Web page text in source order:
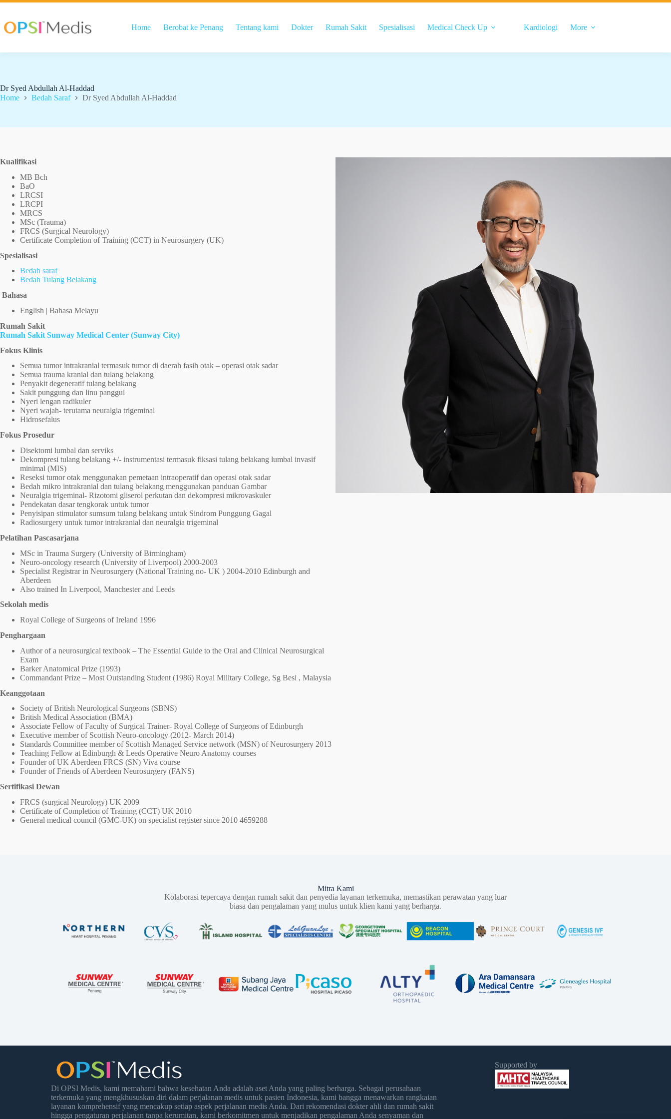
Home Berobat ke Penang Tentang kami Dokter Rumah Sakit Spesialisasi Medical Check Up Kardiologi More
Dr Syed Abdullah Al-Haddad
Home
Bedah Saraf Dr Syed Abdullah Al-Haddad
Kualifikasi
MB Bch
BaO
LRCSI
LRCPI
MRCS
MSc (Trauma)
FRCS (Surgical Neurology)
Certificate Completion of Training (CCT) in Neurosurgery (UK)
Spesialisasi
Bedah saraf
Bedah Tulang Belakang
Bahasa
English | Bahasa Melayu
Rumah Sakit
Rumah Sakit Sunway Medical Center (Sunway City)
Fokus Klinis
Semua tumor intrakranial termasuk tumor di daerah fasih otak – operasi otak sadar
Semua trauma kranial dan tulang belakang
Penyakit degeneratif tulang belakang
Sakit punggung dan linu panggul
Nyeri lengan radikuler
Nyeri wajah- terutama neuralgia trigeminal
Hidrosefalus
Fokus Prosedur
Disektomi lumbal dan serviks
Dekompresi tulang belakang +/- instrumentasi termasuk fiksasi tulang belakang lumbal invasif
minimal (MIS)
Reseksi tumor otak menggunakan pemetaan intraoperatif dan operasi otak sadar
Bedah mikro intrakranial dan tulang belakang menggunakan panduan Gambar
Neuralgia trigeminal- Rizotomi gliserol perkutan dan dekompresi mikrovaskuler
Pendekatan dasar tengkorak untuk tumor
Penyisipan stimulator sumsum tulang belakang untuk Sindrom Punggung Gagal
Radiosurgery untuk tumor intrakranial dan neuralgia trigeminal
Pelatihan Pascasarjana
MSc in Trauma Surgery (University of Birmingham)
Neuro-oncology research (University of Liverpool) 2000-2003
Specialist Registrar in Neurosurgery (National Training no- UK ) 2004-2010 Edinburgh and
Aberdeen
Also trained In Liverpool, Manchester and Leeds
Sekolah medis
Royal College of Surgeons of Ireland 1996
Penghargaan
Author of a neurosurgical textbook – The Essential Guide to the Oral and Clinical Neurosurgical
Exam
Barker Anatomical Prize (1993)
Commandant Prize – Most Outstanding Student (1986) Royal Military College, Sg Besi , Malaysia
Keanggotaan
Society of British Neurological Surgeons (SBNS)
British Medical Association (BMA)
Associate Fellow of Faculty of Surgical Trainer- Royal College of Surgeons of Edinburgh
Executive member of Scottish Neuro-oncology (2012- March 2014)
Standards Committee member of Scottish Managed Service network (MSN) of Neurosurgery 2013
Teaching Fellow at Edinburgh & Leeds Operative Neuro Anatomy courses
Founder of UK Aberdeen FRCS (SN) Viva course
Founder of Friends of Aberdeen Neurosurgery (FANS)
Sertifikasi Dewan
FRCS (surgical Neurology) UK 2009
Certificate of Completion of Training (CCT) UK 2010
General medical council (GMC-UK) on specialist register since 2010 4659288
Mitra Kami
Kolaborasi tepercaya dengan rumah sakit dan penyedia layanan terkemuka, memastikan perawatan yang luar
biasa dan pengalaman yang mulus untuk klien kami yang berharga.
Di OPSI Medis, kami memahami bahwa kesehatan Anda adalah aset Anda yang paling berharga. Sebagai perusahaan
terkemuka yang mengkhususkan diri dalam perjalanan medis untuk pasien Indonesia, kami bangga menawarkan rangkaian
layanan komprehensif yang mencakup setiap aspek perjalanan medis Anda. Dari rekomendasi dokter ahli dan rumah sakit
hingga pengaturan perjalanan tanpa kerumitan, kami berkomitmen untuk menjadikan pengalaman Anda senyaman dan
Supported by